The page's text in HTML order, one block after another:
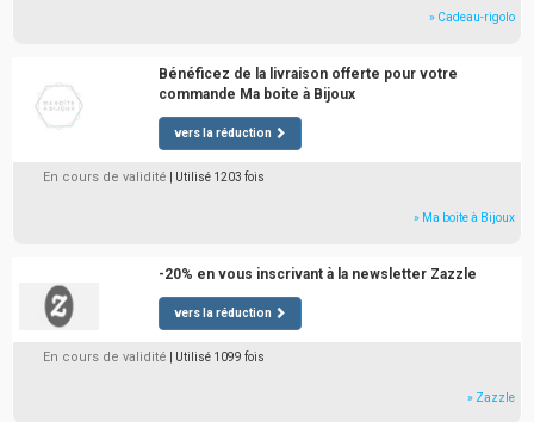
» Cadeau-rigolo
Bénéficez de la livraison offerte pour votre
commande Ma boite à Bijoux
vers la réduction
En cours de validité | Utilisé 1203 fois
» Ma boite à Bijoux
-20% en vous inscrivant à la newsletter Zazzle
vers la réduction
En cours de validité | Utilisé 1099 fois
» Zazzle